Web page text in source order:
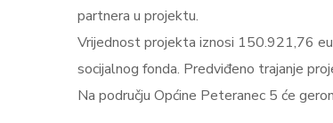
partnera u projektu.
Vrijednost projekta iznosi 150.921,76
socijalnog fonda. Predviđeno trajanje
Na području Općine Peteranec 5 će